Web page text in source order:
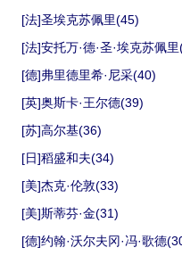
[法]圣埃克苏佩里(45)
[法]安托万·德·圣·埃克苏佩
[德]弗里德里希·尼采(40)
[英]奥斯卡·王尔德(39)
[苏]高尔基(36)
[日]稻盛和夫(34)
[美]杰克·伦敦(33)
[美]斯蒂芬·金(31)
[德]约翰·沃尔夫冈·冯·歌德